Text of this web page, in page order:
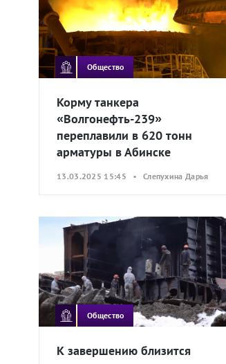
Общество
Корму танкера
«Волгонефть-239»
переплавили в 620 тонн
арматуры в Абинске
13.03.2025 15:45 • Слепухина Дарья
Общество
К завершению близится